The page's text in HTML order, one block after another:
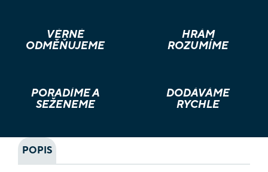
VĚRNÉ
ODMĚŇUJEME
HRÁM
ROZUMÍME
PORADÍME A
SEŽENEME
DODÁVÁME
RYCHLE
POPIS